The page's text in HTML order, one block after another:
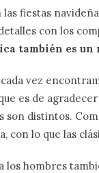
las fiestas
con los
también es un
vez
es de
son distintos.
con lo que las
los hombres